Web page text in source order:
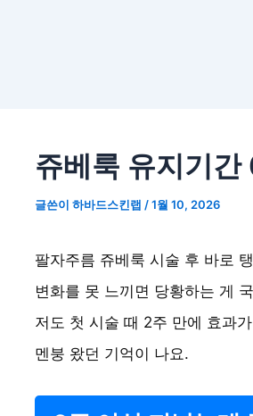
쥬베룩 유지기
글쓴이 하바드스킨랩 /1월 10, 2026
팔자주름 쥬베룩 시술 후 바로
변화를 못 느끼면 당황하는 게
저도 첫 시술 때 2주 만에 효과
멘붕 왔던 기억이 나요.